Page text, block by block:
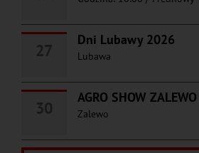
Dni Lubawy 2026
Lubawa
AGRO SHOW
Zalewo